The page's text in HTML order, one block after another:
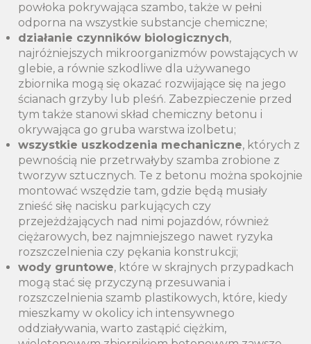
powłoka pokrywająca szambo, także w pełni
odporna na wszystkie substancje chemiczne;
działanie czynników biologicznych,
najróżniejszych mikroorganizmów powstających w
glebie, a równie szkodliwe dla używanego
zbiornika mogą się okazać rozwijające się na jego
ścianach grzyby lub pleśń. Zabezpieczenie przed
tym także stanowi skład chemiczny betonu i
okrywająca go gruba warstwa izolbetu;
wszystkie uszkodzenia mechaniczne, których z
pewnością nie przetrwałyby szamba zrobione z
tworzyw sztucznych. Te z betonu można spokojnie
montować wszędzie tam, gdzie będą musiały
znieść siłę nacisku parkujących czy
przejeżdżających nad nimi pojazdów, również
ciężarowych, bez najmniejszego nawet ryzyka
rozszczelnienia czy pękania konstrukcji;
wody gruntowe, które w skrajnych przypadkach
mogą stać się przyczyną przesuwania i
rozszczelnienia szamb plastikowych, które, kiedy
mieszkamy w okolicy ich intensywnego
oddziaływania, warto zastąpić ciężkim,